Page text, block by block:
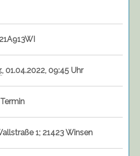
, 01.04.2022, 09:45 Uhr
1; 21423 Winsen